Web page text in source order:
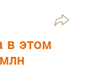
в этом